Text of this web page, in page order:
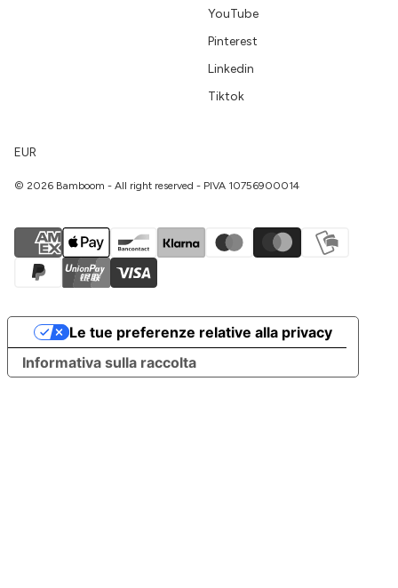
YouTube
Pinterest
Linkedin
Tiktok
EUR
© 2026 Bamboom - All right reserved - PIVA 10756900014
Informativa sulla raccolta
Le tue preferenze relative alla privacy